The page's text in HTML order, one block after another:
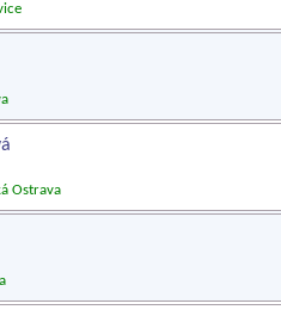
Ostrava